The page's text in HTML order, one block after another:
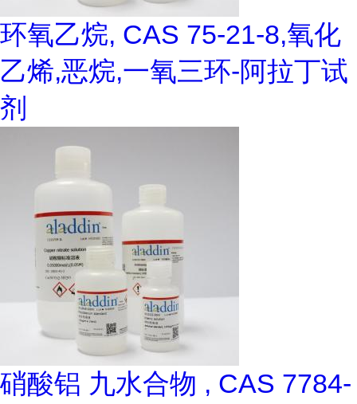
环氧乙烷, CAS 75-21-8,氧化
乙烯,恶烷,一氧三环-阿拉丁试
剂
硝酸铝 九水合物 , CAS 7784-